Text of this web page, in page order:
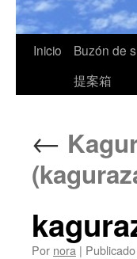
Inicio
Buzón de
提案箱
←
Por nora | Publicado